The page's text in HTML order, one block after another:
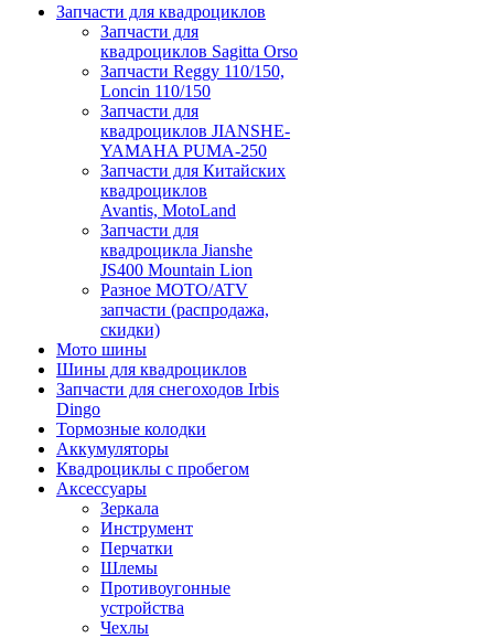
Запчасти для квадроциклов
Запчасти для
квадроциклов Sagitta Orso
Запчасти Reggy 110/150,
Loncin 110/150
Запчасти для
квадроциклов JIANSHE-
YAMAHA PUMA-250
Запчасти для Китайских
квадроциклов
Avantis, MotoLand
Запчасти для
квадроцикла Jianshe
JS400 Mountain Lion
Разное МОТО/ATV
запчасти (распродажа,
скидки)
Мото шины
Шины для квадроциклов
Запчасти для снегоходов Irbis
Dingo
Тормозные колодки
Аккумуляторы
Квадроциклы с пробегом
Аксессуары
Зеркала
Инструмент
Перчатки
Шлемы
Противоугонные
устройства
Чехлы